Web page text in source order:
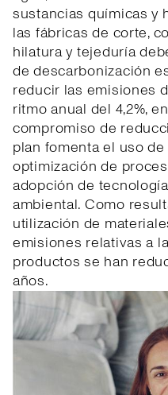
sustancias químicas y
las fábricas de corte,
hilatura y tejeduría
de descarbonización
reducir las emisiones
ritmo anual del 4,2%,
compromiso de
plan fomenta el uso
optimización de
adopción de
ambiental. Como
utilización de
emisiones relativas a
productos se han
años.